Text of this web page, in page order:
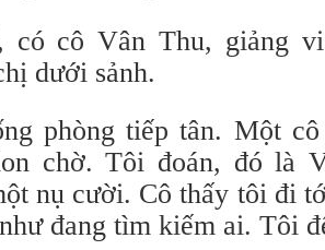
có cô Vân Thu, giảng
dưới sảnh.
phòng tiếp tân. Một
chờ. Tôi đoán, đó là
nụ cười. Cô thấy tôi đi
đang tìm kiếm ai. Tôi